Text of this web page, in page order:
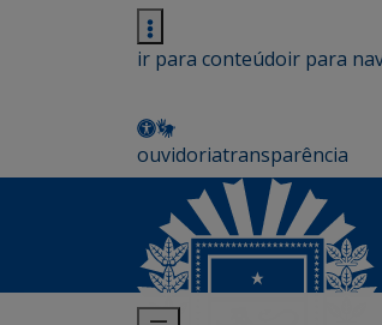
ir para conteúdoir para
ouvidoriatransparência